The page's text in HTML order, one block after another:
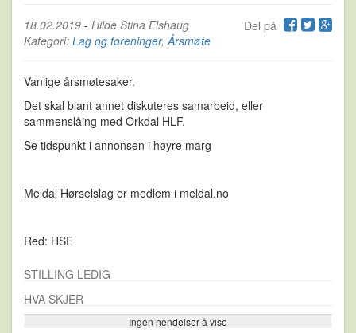
Del på
18.02.2019 - Hilde Stina Elshaug
Kategori: Lag og foreninger,Årsmøte
Vanlige årsmøtesaker.
Det skal blant annet diskuteres samarbeid, eller
sammenslåing med Orkdal HLF.
Se tidspunkt i annonsen i høyre marg
Meldal Hørselslag er medlem i meldal.no
Red: HSE
STILLING LEDIG
HVA SKJER
Ingen hendelser å vise
Se flere…